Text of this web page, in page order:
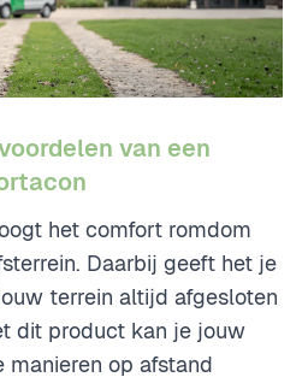
van een
het comfort romdom
Daarbij geeft het je
terrein altijd afgesloten
dit product kan je jouw
op afstand